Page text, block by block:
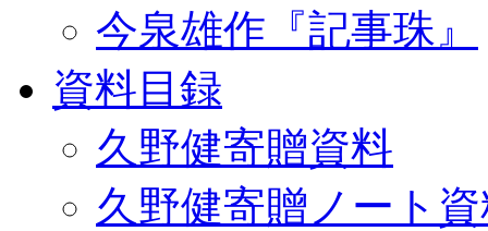
今泉雄作『記事珠』
資料目録
久野健寄贈資料
久野健寄贈ノート